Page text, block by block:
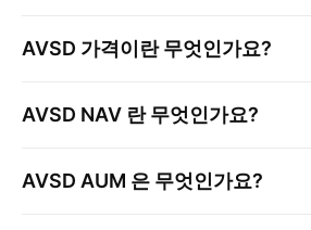
AVSD 가격이란 무엇인가요?
AVSD NAV 란 무엇인가요?
AVSD AUM 은 무엇인가요?